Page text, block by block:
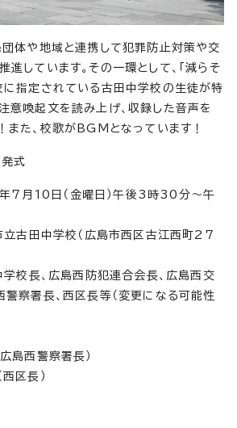
体や地域と連携して犯罪防止対策や交
しています。その一環として、「減らそ
に指定されている古田中学校の生徒が特
意喚起文を読み上げ、収録した音声を
また、校歌がBGMとなっています！
式
7月10日（金曜日）午後3時30分～午
古田中学校（広島市西区古江西町27
学校長、広島西防犯連合会長、広島西交
警察署長、西区長等（変更になる可能性
島西警察署長）
区長）